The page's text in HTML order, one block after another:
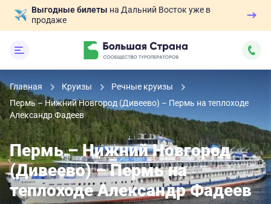
Выгодные билеты на Дальний Восток уже в
продаже
Главная Круизы
Речные круизы
Пермь – Нижний Новгород (Дивеево) – Пермь на теплоходе
Александр Фадеев
Пермь – Нижний Новгород
(Дивеево) – Пермь на
теплоходе Александр Фадеев